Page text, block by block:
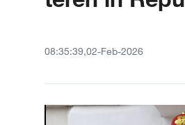
08:35:39,02-Feb-2026